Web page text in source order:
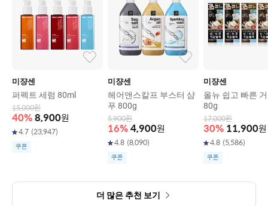
미쟝센
퍼펙트 세럼 80ml
15,000원
40% 8,900원
4.7 (23,947)
쿠폰
미쟝센
헤어앤스칼프 부스터 샴
푸 800g
5,900원
16% 4,900원
4.8 (8,090)
쿠폰
미쟝센
올뉴 쉽고 빠른
80g
17,000원
30% 11,900원
4.8 (5,586)
쿠폰
더 많은 추천 보기